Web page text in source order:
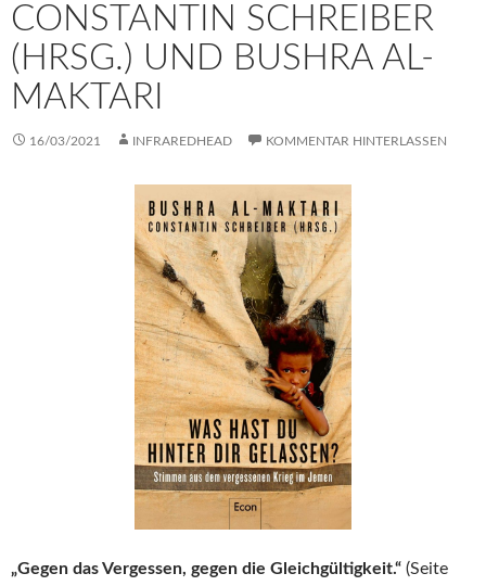
CONSTANTIN SCHREIBER
(HRSG.) UND BUSHRA AL-
MAKTARI
16/03/2021 INFRAREDHEAD KOMMENTAR HINTERLASSEN
„Gegen das Vergessen, gegen die Gleichgültigkeit.“ (Seite